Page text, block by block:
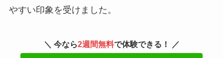
やすい印象を受けました。
＼ 今なら2週間無料で体験できる！ ／